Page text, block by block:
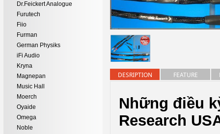
Dr.Feickert Analogue
Furutech
Fiio
Furman
German Physiks
iFi Audio
Kryna
Magnepan
Music Hall
Moerch
Oyaide
Omega
Noble
DESRIPTION FEATURE
Những điều
Research